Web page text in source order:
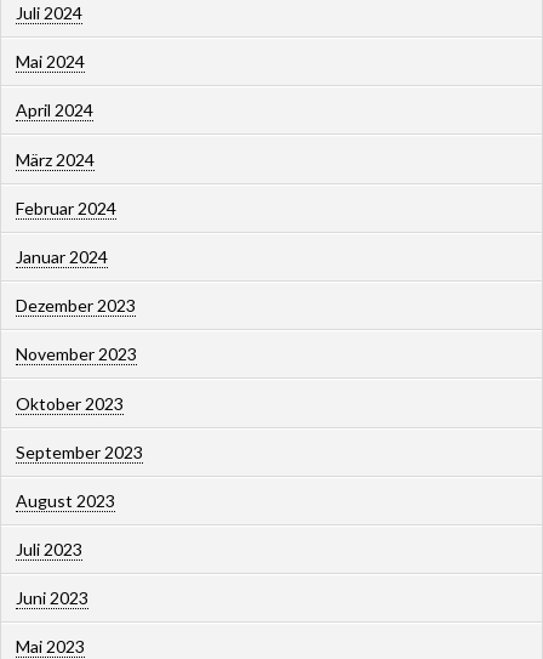
Juli 2024
Mai 2024
April 2024
März 2024
Februar 2024
Januar 2024
Dezember 2023
November 2023
Oktober 2023
September 2023
August 2023
Juli 2023
Juni 2023
Mai 2023